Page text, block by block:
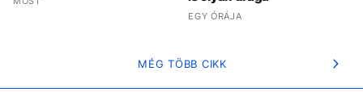
EGY ÓRÁJA
MÉG TÖBB CIKK